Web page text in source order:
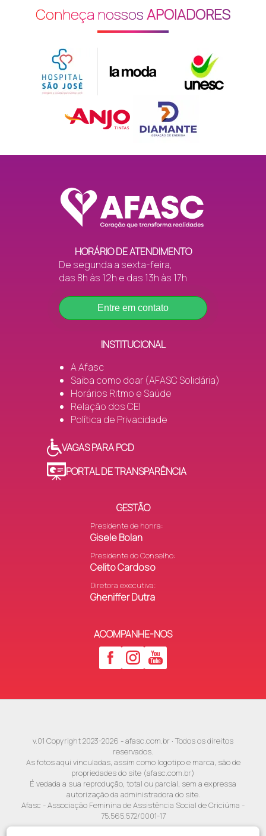
Conheça nossosAPOIADORES
HORÁRIO DE ATENDIMENTO
De segunda a sexta-feira,
das 8h às 12h e das 13h às 17h
Entre em contato
INSTITUCIONAL
A Afasc
Saiba como doar (AFASC Solidária)
Horários Ritmo e Saúde
Relação dos CEI
Política de Privacidade
VAGAS PARA PCD
PORTAL DE TRANSPARÊNCIA
GESTÃO
Presidente de honra:
Gisele Bolan
Presidente do Conselho:
Celito Cardoso
Diretora executiva:
Gheniffer Dutra
ACOMPANHE-NOS
v.01 Copyright 2023-2026 - afasc.com.br · Todos os direitos
reservados.
As fotos aqui vinculadas, assim como logotipo e marca, são de
propriedades do site (afasc.com.br)
É vedada a sua reprodução, total ou parcial, sem a expressa
autorização da administradora do site.
Afasc - Associação Feminina de Assistência Social de Criciúma -
75.565.572/0001-17